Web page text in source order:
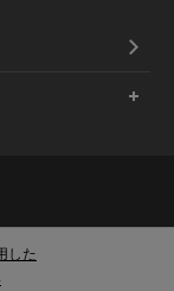
した